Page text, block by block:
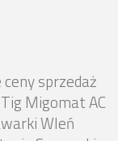
sprzedaż
Migomat AC
Wleń